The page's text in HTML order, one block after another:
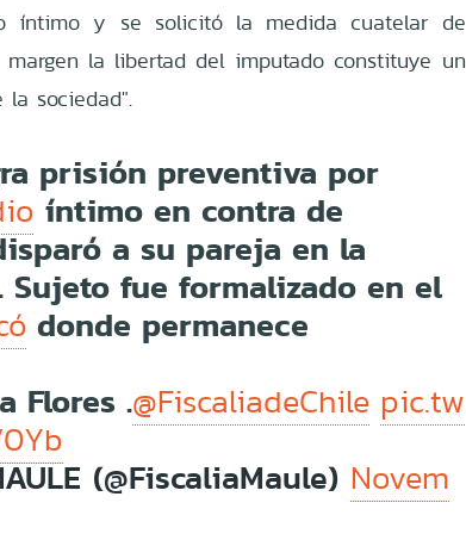
íntimo y se solicitó la medida cuatelar de
la libertad del imputado constituye un
la sociedad".
prisión preventiva por
íntimo en contra de
a su pareja en la
Sujeto fue formalizado en el
donde permanece
Flores .@FiscaliadeChile pic.tw
(@FiscaliaMaule) Novem